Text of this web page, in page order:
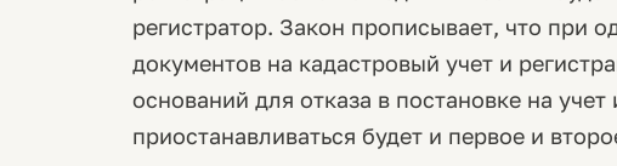
регистратор. Закон прописывает, что при
документов на кадастровый учет и
оснований для отказа в постановке на учет
приостанавливаться будет и первое и